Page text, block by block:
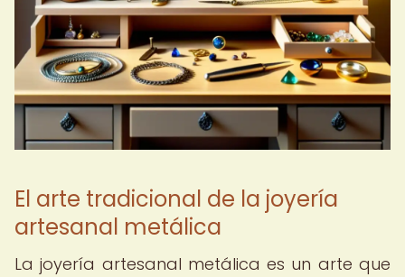
El arte tradicional de la joyería
artesanal metálica
La joyería artesanal metálica es un arte que